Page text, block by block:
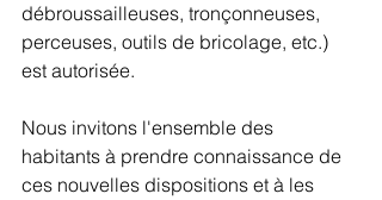
débroussailleuses, tronçonneuses,
perceuses, outils de bricolage, etc.)
est autorisée.
Nous invitons l'ensemble des
habitants à prendre connaissance de
ces nouvelles dispositions et à les